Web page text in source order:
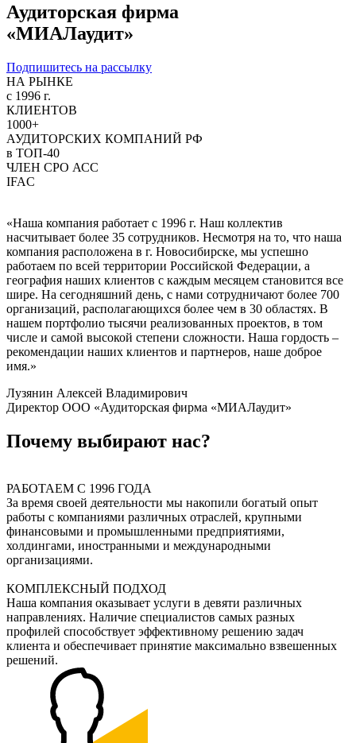
Аудиторская фирма
«МИАЛаудит»
Подпишитесь на рассылку
НА РЫНКЕ
с 1996 г.
КЛИЕНТОВ
1000+
АУДИТОРСКИХ КОМПАНИЙ РФ
в ТОП-40
ЧЛЕН СРО АСС
IFAC
«Наша компания работает с 1996 г. Наш коллектив
насчитывает более 35 сотрудников. Несмотря на то, что наша
компания расположена в г. Новосибирске, мы успешно
работаем по всей территории Российской Федерации, а
география наших клиентов с каждым месяцем становится все
шире. На сегодняшний день, с нами сотрудничают более 700
организаций, располагающихся более чем в 30 областях. В
нашем портфолио тысячи реализованных проектов, в том
числе и самой высокой степени сложности. Наша гордость –
рекомендации наших клиентов и партнеров, наше доброе
имя.»
Лузянин Алексей Владимирович
Директор ООО «Аудиторская фирма «МИАЛаудит»
Почему выбирают нас?
РАБОТАЕМ С 1996 ГОДА
За время своей деятельности мы накопили богатый опыт
работы с компаниями различных отраслей, крупными
финансовыми и промышленными предприятиями,
холдингами, иностранными и международными
организациями.
КОМПЛЕКСНЫЙ ПОДХОД
Наша компания оказывает услуги в девяти различных
направлениях. Наличие специалистов самых разных
профилей способствует эффективному решению задач
клиента и обеспечивает принятие максимально взвешенных
решений.